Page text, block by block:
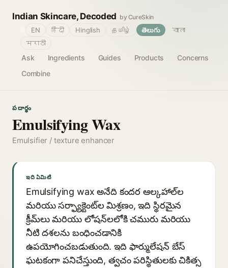
Indian Skincare, Decoded by CureSkin
Ask Ingredients Guides Products
Concerns
Combine
EN हिंदी Hinglish தமிழ் తెలుగు
বাংলা
मराठी
పదార్థం
Emulsifying Wax
Emulsifier / texture enhancer
ఇది ఏమిటి
Emulsifying wax అనేది కందర ఆల్కహాల్‌ల
మరియు సర్ఫ్యాక్టెంట్‌ల మిశ్రణం, ఇది స్థిరమైన
క్రీమ్‌లు మరియు లోషన్‌లలోకి చమురు మరియు
నీటి దశలను బంధించడానికి
ఉపయోగించబడుతుంది. ఇది ఫార్ములేషన్ బేస్
ఘటకంగా పనిచేస్తుంది, త్వచం పరిస్థితులకు చికిత్స